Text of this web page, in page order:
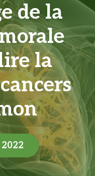
de la
la